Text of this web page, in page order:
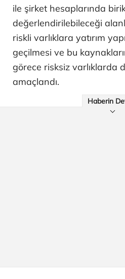
ile şirket hesaplarında
değerlendirilebileceği
riskli varlıklara yatırım
geçilmesi ve bu
görece risksiz varlıklarda
amaçlandı.
Haberin